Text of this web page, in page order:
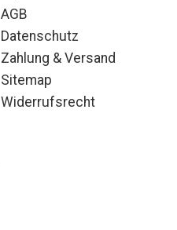
AGB
Datenschutz
Zahlung & Versand
Sitemap
Widerrufsrecht